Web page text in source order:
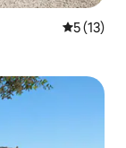
5 de uma
5 (13)